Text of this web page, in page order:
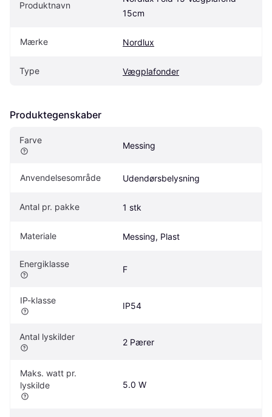
Produktnavn
15cm
Mærke Nordlux
Type Vægplafonder
Produktegenskaber
Farve
Messing
Anvendelsesområde Udendørsbelysning
Antal pr. pakke 1 stk
Materiale Messing, Plast
Energiklasse
F
IP-klasse
IP54
Antal lyskilder
2 Pærer
Maks. watt pr.
lyskilde
5.0 W